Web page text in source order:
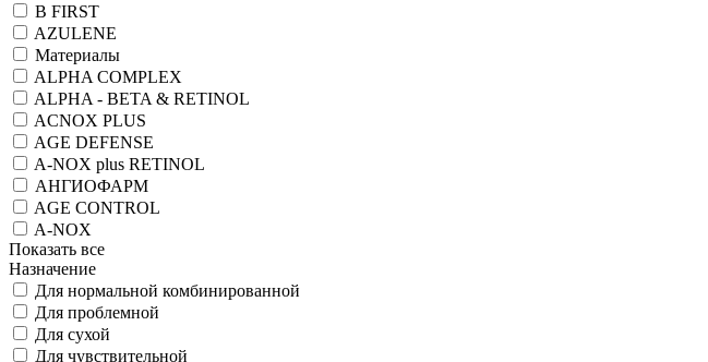
B FIRST
AZULENE
Материалы
ALPHA COMPLEX
ALPHA - BETA & RETINOL
ACNOX PLUS
AGE DEFENSE
A-NOX plus RETINOL
АНГИОФАРМ
AGE CONTROL
A-NOX
Показать все
Назначение
Для нормальной комбинированной
Для проблемной
Для сухой
Для чувствительной